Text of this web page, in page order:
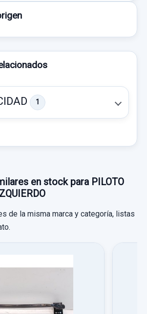
1
BOBINA ENCENDIDO usado.
en stock para PILOTO
de la misma marca y categoría, listas